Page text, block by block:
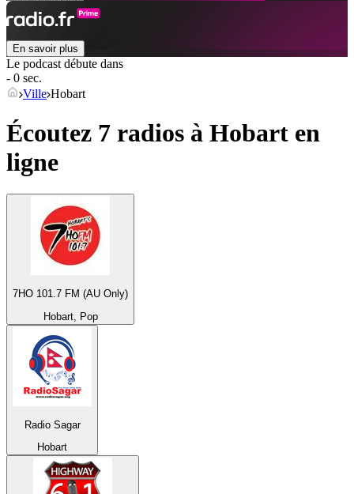
En savoir plus
Le podcast débute dans
- 0 sec.
Ville Hobart
Écoutez 7 radios à Hobart en
ligne
7HO 101.7 FM (AU Only)
Hobart, Pop
Radio Sagar
Hobart